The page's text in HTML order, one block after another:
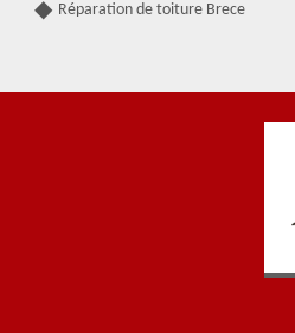
Réparation de toiture Brece